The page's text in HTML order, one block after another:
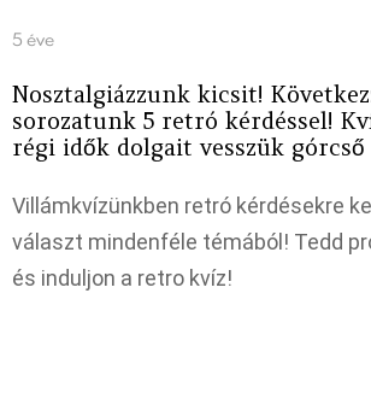
5 éve
Nosztalgiázzunk kicsit!
sorozatunk 5 retró kérdéssel!
régi idők dolgait vesszük górcső
Villámkvízünkben retró kérdésekre
választ mindenféle témából! Tedd
és induljon a retro kvíz!